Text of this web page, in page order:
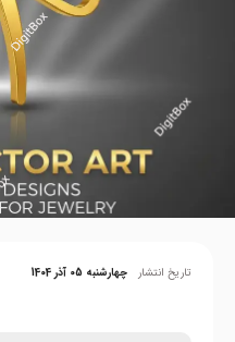
تاریخ انتشار چهارشنبه 05 آذر 1404